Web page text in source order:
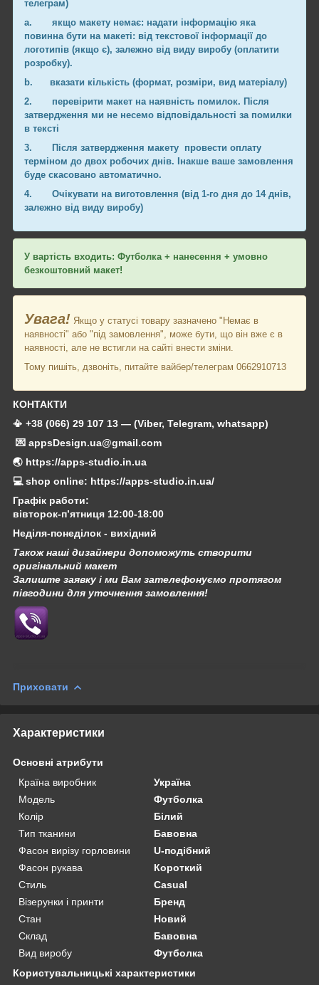
телеграм)
a. якщо макету немає: надати інформацію яка
повинна бути на макеті: від текстової інформації до
логотипів (якщо є), залежно від виду виробу (оплатити
розробку).
b. вказати кількість (формат, розміри, вид матеріалу)
2. перевірити макет на наявність помилок. Після
затвердження ми не несемо відповідальності за помилки
в тексті
3. Після затвердження макету провести оплату
терміном до двох робочих днів. Інакше ваше замовлення
буде скасовано автоматично.
4. Очікувати на виготовлення (від 1-го дня до 14 днів,
залежно від виду виробу)
У вартість входить: Футболка + нанесення + умовно
безкоштовний макет!
Увага! Якщо у статусі товару зазначено "Немає в
наявності" або "під замовлення", може бути, що він вже є в
наявності, але не встигли на сайті внести зміни.
Тому пишіть, дзвоніть, питайте вайбер/телеграм 0662910713
КОНТАКТИ
📳 +38 (066) 29 107 13 — (Viber, Telegram, whatsapp)
💌 appsDesign.ua@gmail.com
🌏 https://apps-studio.in.ua
💻 shop online: https://apps-studio.in.ua/
Графік работи:
вівторок-п’ятниця 12:00-18:00
Неділя-понеділок - вихідний
Також наші дизайнери допоможуть створити
оригінальний макет
Залиште заявку і ми Вам зателефонуємо протягом
півгодини для уточнення замовлення!
Приховати
Характеристики
Основні атрибути
Країна виробник
Україна
Модель
Футболка
Колір
Білий
Тип тканини
Бавовна
Фасон вирізу горловини
U-подібний
Фасон рукава
Короткий
Стиль
Casual
Візерунки і принти
Бренд
Стан
Новий
Склад
Бавовна
Вид виробу
Футболка
Користувальницькі характеристики